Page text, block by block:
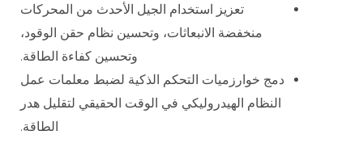
تعزيز استخدام الجيل الأحدث من المحركات
منخفضة الانبعاثات، وتحسين نظام حقن الوقود،
وتحسين كفاءة الطاقة.
دمج خوارزميات التحكم الذكية لضبط معلمات عمل
النظام الهيدروليكي في الوقت الحقيقي لتقليل هدر
الطاقة.